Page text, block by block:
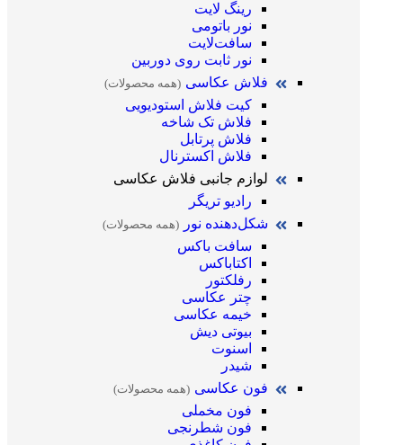
رینگ لایت
نور باتومی
سافت‌لایت
نور ثابت روی دوربین
فلاش عکاسی (همه محصولات)
کیت فلاش استودیویی
فلاش تک شاخه
فلاش پرتابل
فلاش اکسترنال
لوازم جانبی فلاش عکاسی
رادیو تریگر
شکل‌دهنده نور
(همه محصولات)
سافت باکس
اکتاباکس
رفلکتور
چتر عکاسی
خیمه عکاسی
بیوتی دیش
اسنوت
شیدر
فون عکاسی (همه محصولات)
فون مخملی
فون شطرنجی